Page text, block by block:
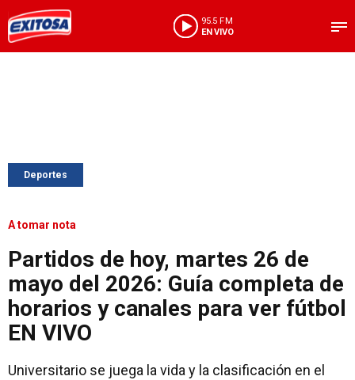
95.5 FM
EN VIVO
Deportes
A tomar nota
Partidos de hoy, martes 26 de
mayo del 2026: Guía completa de
horarios y canales para ver fútbol
EN VIVO
Universitario se juega la vida y la clasificación en el